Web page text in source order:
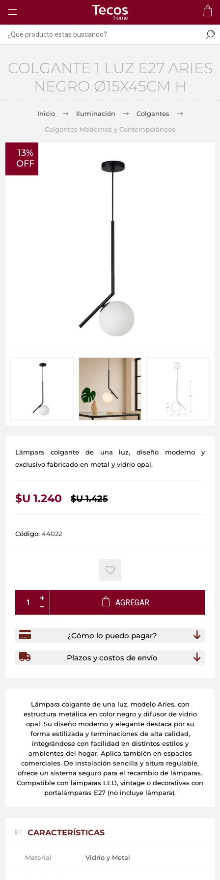
COLGANTE 1 LUZ E27 ARIES
NEGRO Ø15X45CM H
Inicio Iluminación
Colgantes
Colgantes Modernos y Contemporáneos
13%
OFF
Lámpara colgante de una luz, diseño moderno y
exclusivo fabricado en metal y vidrio opal.
$U 1.240 $U 1.425
Código: 44022
AGREGAR
¿Cómo lo puedo pagar?
Plazos y costos de envío
Lámpara colgante de una luz, modelo Aries, con
estructura metálica en color negro y difusor de vidrio
opal. Su diseño moderno y elegante destaca por su
forma estilizada y terminaciones de alta calidad,
integrándose con facilidad en distintos estilos y
ambientes del hogar. Aplica también en espacios
comerciales. De instalación sencilla y altura regulable,
ofrece un sistema seguro para el recambio de lámparas.
Compatible con lámparas LED, vintage o decorativas con
portalámparas E27 (no incluye lámpara).
CARACTERÍSTICAS
Material Vidrio y Metal